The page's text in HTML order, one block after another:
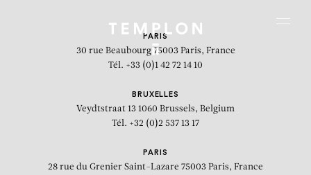
PARIS
30 rue Beaubourg 75003 Paris, France
Tél. +33 (0)1 42 72 14 10
BRUXELLES
Veydtstraat 13 1060 Brussels, Belgium
Tél. +32 (0)2 537 13 17
PARIS
28 rue du Grenier Saint-Lazare 75003 Paris, France